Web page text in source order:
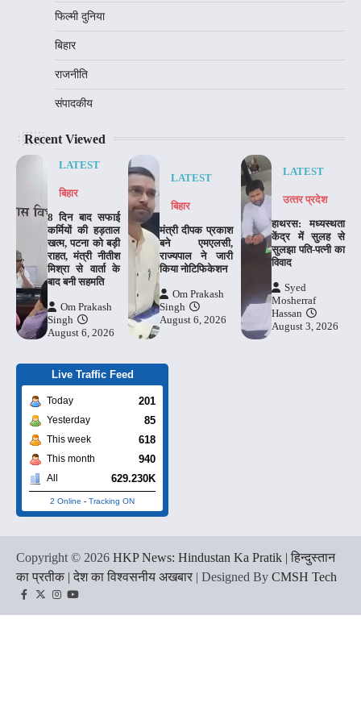
फिल्मी दुनिया
बिहार
राजनीति
संपादकीय
Recent Viewed
LATEST
बिहार
8 दिन बाद सफाई
कर्मियों की हड़ताल
खत्म, पटना को बड़ी
राहत, मंत्री नीतीश
मिश्रा से वार्ता के
बाद बनी सहमति
Om Prakash
Singh
August 6, 2026
LATEST
बिहार
मंत्री दीपक प्रकाश
बने एमएलसी,
राज्यपाल ने जारी
किया नोटिफिकेशन
Om Prakash
Singh
August 6, 2026
LATEST
उत्‍तर प्रदेश
हाथरस: मध्यस्थता
केंद्र में सुलह से
सुलझा पति-पत्नी का
विवाद
Syed
Mosherraf
Hassan
August 3, 2026
Live Traffic Feed
Today 201
Yesterday 85
This week 618
This month 940
All 629.230K
2 Online - Tracking ON
Copyright © 2026 HKP News: Hindustan Ka Pratik | हिन्दुस्तान
का प्रतीक | देश का विश्वसनीय अखबार | Designed By CMSH Tech
Facebook
TwitterInstagram
YouTube